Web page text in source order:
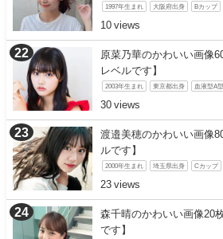
1997年生まれ 大阪府出身 Bカップ
10
原菜乃華のかわいい画像
レベルです】
2003年生まれ 東京都出身 血液型A型
30
渡邉美穂のかわいい画像
ルです】
2000年生まれ 埼玉県出身 Cカップ
23
森千晴のかわいい画像20
です】